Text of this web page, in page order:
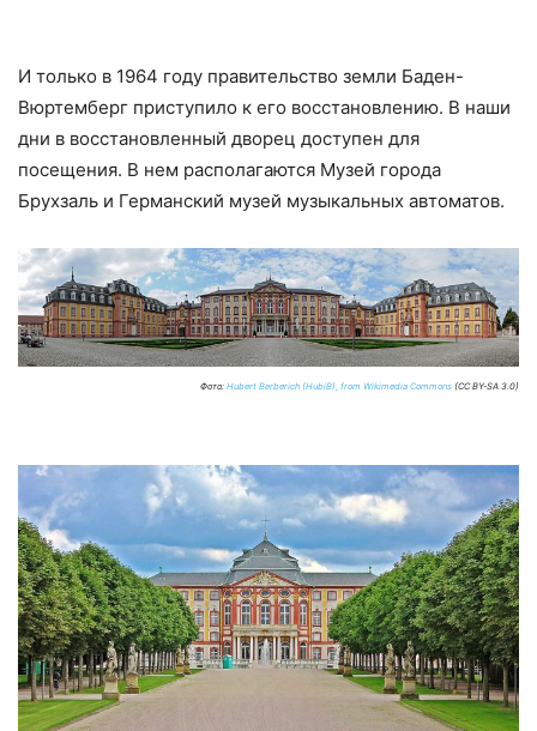
И только в 1964 году правительство земли Баден-
Вюртемберг приступило к его восстановлению. В наши
дни в восстановленный дворец доступен для
посещения. В нем располагаются Музей города
Брухзаль и Германский музей музыкальных автоматов.
Фото: Hubert Berberich (HubiB), from Wikimedia Commons (CC BY-SA 3.0)